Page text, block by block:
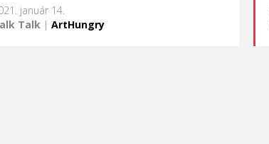
január 14.
Talk | ArtHungry